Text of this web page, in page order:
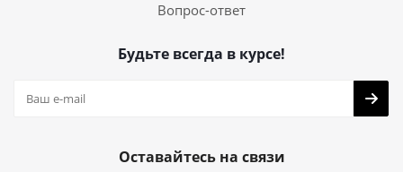
Вопрос-ответ
Будьте всегда в курсе!
Оставайтесь на связи